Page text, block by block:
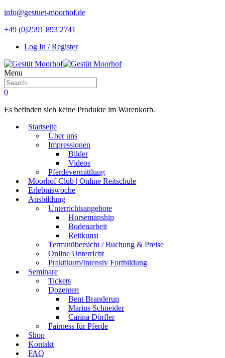
info@gestuet-moorhof.de
+49 (0)2591 893 2741
Log In / Register
Menu
0
Es befinden sich keine Produkte im Warenkorb.
Startseite
Über uns
Impressionen
Bilder
Videos
Pferdevermittlung
Moorhof Club | Online Reitschule
Erlebniswoche
Ausbildung
Unterrichtsangebote
Horsemanship
Bodenarbeit
Reitkunst
Terminübersicht / Buchung & Preise
Online Unterricht
Praktikum/Intensiv Fortbildung
Seminare
Tickets
Dozenten
Bent Branderup
Marius Schneider
Carina Dörfler
Fairness für Pferde
Shop
Kontakt
FAQ